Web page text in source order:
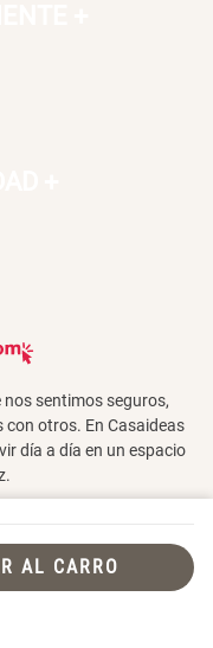
AL CARRO
nos sentimos seguros,
otros. En Casaideas
día a día en un espacio